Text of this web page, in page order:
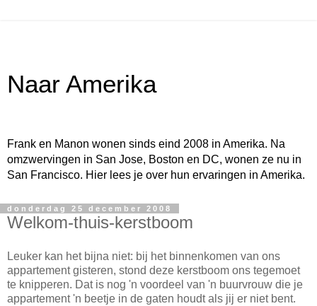
Naar Amerika
Frank en Manon wonen sinds eind 2008 in Amerika. Na
omzwervingen in San Jose, Boston en DC, wonen ze nu in
San Francisco. Hier lees je over hun ervaringen in Amerika.
donderdag 25 december 2008
Welkom-thuis-kerstboom
Leuker kan het bijna niet: bij het binnenkomen van ons
appartement gisteren, stond deze kerstboom ons tegemoet
te knipperen. Dat is nog 'n voordeel van 'n buurvrouw die je
appartement 'n beetje in de gaten houdt als jij er niet bent.